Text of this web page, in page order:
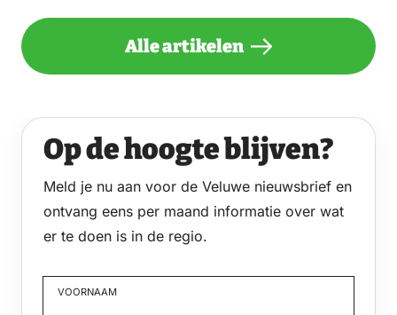
Alle artikelen
Op de hoogte blijven?
Meld je nu aan voor de Veluwe nieuwsbrief en
ontvang eens per maand informatie over wat
er te doen is in de regio.
VOORNAAM